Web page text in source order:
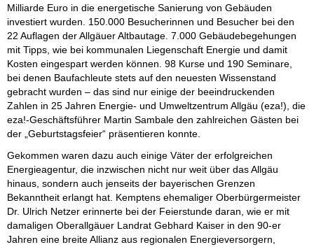
Milliarde Euro in die energetische Sanierung von Gebäuden
investiert wurden. 150.000 Besucherinnen und Besucher bei den
22 Auflagen der Allgäuer Altbautage. 7.000 Gebäudebegehungen
mit Tipps, wie bei kommunalen Liegenschaft Energie und damit
Kosten eingespart werden können. 98 Kurse und 190 Seminare,
bei denen Baufachleute stets auf den neuesten Wissenstand
gebracht wurden – das sind nur einige der beeindruckenden
Zahlen in 25 Jahren Energie- und Umweltzentrum Allgäu (eza!), die
eza!-Geschäftsführer Martin Sambale den zahlreichen Gästen bei
der „Geburtstagsfeier“ präsentieren konnte.
Gekommen waren dazu auch einige Väter der erfolgreichen
Energieagentur, die inzwischen nicht nur weit über das Allgäu
hinaus, sondern auch jenseits der bayerischen Grenzen
Bekanntheit erlangt hat. Kemptens ehemaliger Oberbürgermeister
Dr. Ulrich Netzer erinnerte bei der Feierstunde daran, wie er mit
damaligen Oberallgäuer Landrat Gebhard Kaiser in den 90-er
Jahren eine breite Allianz aus regionalen Energieversorgern,